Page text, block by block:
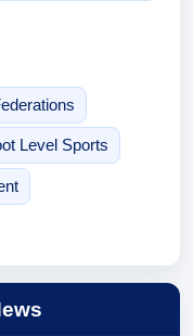
Level Sports